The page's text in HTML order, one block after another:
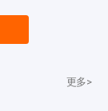
更多>